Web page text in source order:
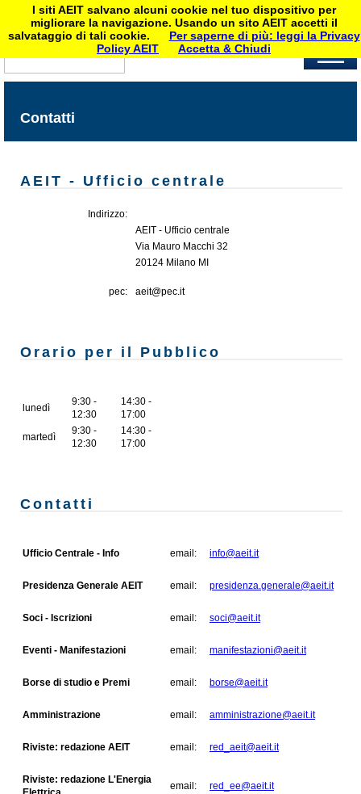
Contatti
AEIT - Ufficio centrale
Indirizzo:
AEIT - Ufficio centrale
Via Mauro Macchi 32
20124 Milano MI
pec: aeit@pec.it
Orario per il Pubblico
lunedì
9:30 -
12:30
14:30 -
17:00
martedì
9:30 -
12:30
14:30 -
17:00
Contatti
Ufficio Centrale - Info email: info@aeit.it
Presidenza Generale AEIT email: presidenza.generale@aeit.it
Soci - Iscrizioni email: soci@aeit.it
Eventi - Manifestazioni email: manifestazioni@aeit.it
Borse di studio e Premi email: borse@aeit.it
Amministrazione email: amministrazione@aeit.it
Riviste: redazione AEIT email: red_aeit@aeit.it
Riviste: redazione L'Energia
email: red_ee@aeit.it
I siti AEIT salvano alcuni cookie nel tuo dispositivo per
migliorare la navigazione. Usando un sito AEIT accetti il
salvataggio di tali cookie.
Per saperne di più: leggi la Privacy
Policy AEIT
Accetta & Chiudi